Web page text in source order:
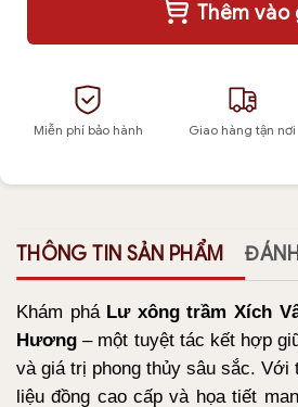
Thêm vào
Miễn phí bảo hành Giao hàng tận nơi
THÔNG TIN SẢN PHẨM
Khám phá Lư xông trầm Xích
Hương – một tuyệt tác kết hợp
và giá trị phong thủy sâu sắc. Với
liệu đồng cao cấp và họa tiết